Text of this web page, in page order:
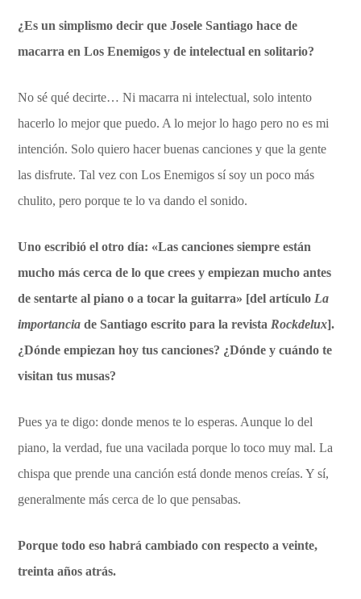
¿Es un simplismo decir que Josele Santiago hace de
macarra en Los Enemigos y de intelectual en solitario?
No sé qué decirte… Ni macarra ni intelectual, solo intento
hacerlo lo mejor que puedo. A lo mejor lo hago pero no es mi
intención. Solo quiero hacer buenas canciones y que la gente
las disfrute. Tal vez con Los Enemigos sí soy un poco más
chulito, pero porque te lo va dando el sonido.
Uno escribió el otro día: «Las canciones siempre están
mucho más cerca de lo que crees y empiezan mucho antes
de sentarte al piano o a tocar la guitarra» [del artículo La
importancia de Santiago escrito para la revista Rockdelux].
¿Dónde empiezan hoy tus canciones? ¿Dónde y cuándo te
visitan tus musas?
Pues ya te digo: donde menos te lo esperas. Aunque lo del
piano, la verdad, fue una vacilada porque lo toco muy mal. La
chispa que prende una canción está donde menos creías. Y sí,
generalmente más cerca de lo que pensabas.
Porque todo eso habrá cambiado con respecto a veinte,
treinta años atrás.